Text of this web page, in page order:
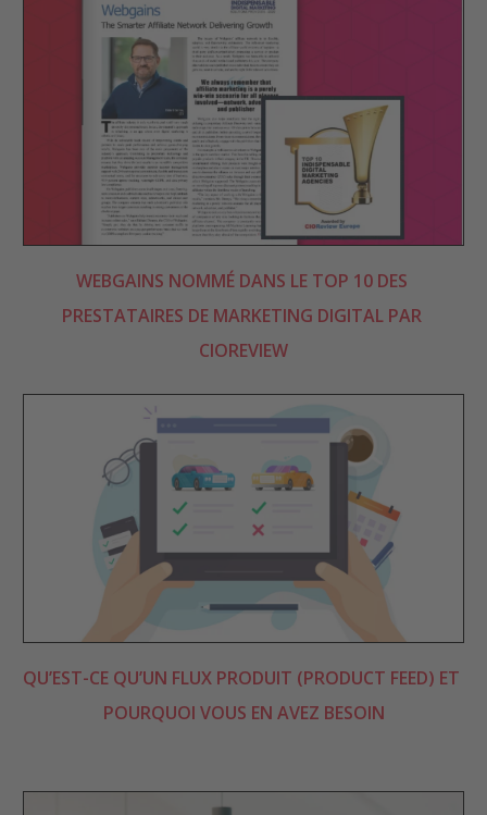
WEBGAINS NOMMÉ DANS LE TOP 10 DES
PRESTATAIRES DE MARKETING DIGITAL PAR
CIOREVIEW
QU’EST-CE QU’UN FLUX PRODUIT (PRODUCT FEED) ET
POURQUOI VOUS EN AVEZ BESOIN